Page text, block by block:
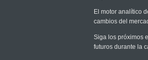
El motor analítico
cambios del
Siga los próximos
futuros durante la